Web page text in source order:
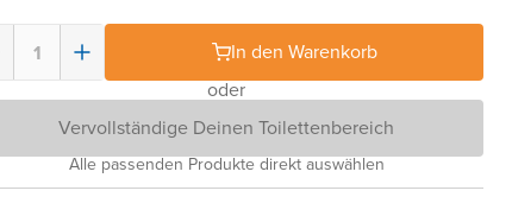
In den Warenkorb
oder
Vervollständige Deinen Toilettenbereich
Alle passenden Produkte direkt auswählen